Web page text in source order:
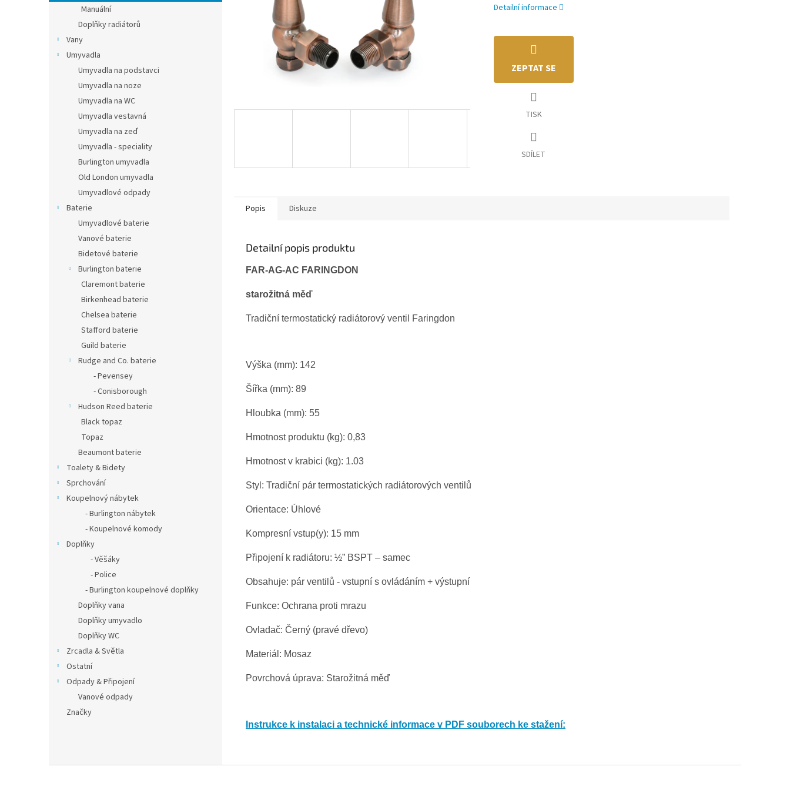
n
Manuální
Doplňky radiátorů
Vany
Umyvadla
Umyvadla na podstavci
Umyvadla na noze
Umyvadla na WC
Umyvadla vestavná
Umyvadla na zeď
Umyvadla - speciality
Burlington umyvadla
Old London umyvadla
Umyvadlové odpady
Baterie
Umyvadlové baterie
Vanové baterie
Bidetové baterie
Burlington baterie
Claremont baterie
Birkenhead baterie
Chelsea baterie
Stafford baterie
Guild baterie
Rudge and Co. baterie
- Pevensey
- Conisborough
Hudson Reed baterie
Black topaz
Topaz
Beaumont baterie
Toalety & Bidety
Sprchování
Koupelnový nábytek
- Burlington nábytek
- Koupelnové komody
Doplňky
- Věšáky
- Police
- Burlington koupelnové doplňky
Doplňky vana
Doplňky umyvadlo
Doplňky WC
Zrcadla & Světla
Ostatní
Odpady & Připojení
Vanové odpady
Značky
Detailní informace
TISK
ZEPTAT SE
SDÍLET
Popis Diskuze
Detailní popis produktu
FAR-AG-AC FARINGDON
starožitná měď
Tradiční termostatický radiátorový ventil Faringdon
Výška (mm): 142
Šířka (mm): 89
Hloubka (mm): 55
Hmotnost produktu (kg): 0,83
Hmotnost v krabici (kg): 1.03
Styl: Tradiční pár termostatických radiátorových ventilů
Orientace: Úhlové
Kompresní vstup(y): 15 mm
Připojení k radiátoru: ½” BSPT – samec
Obsahuje: pár ventilů - vstupní s ovládáním + výstupní
Funkce: Ochrana proti mrazu
Ovladač: Černý (pravé dřevo)
Materiál: Mosaz
Povrchová úprava: Starožitná měď
Instrukce k instalaci a technické informace v PDF souborech ke stažení: